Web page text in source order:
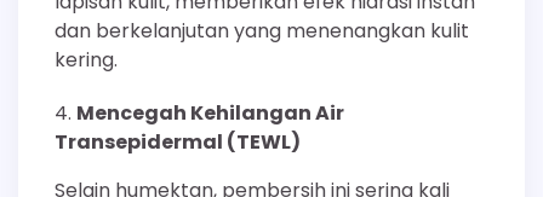
dan berkelanjutan yang menenangkan kulit
kering.
Mencegah Kehilangan Air
Transepidermal (TEWL)
Selain humektan, pembersih ini sering kali